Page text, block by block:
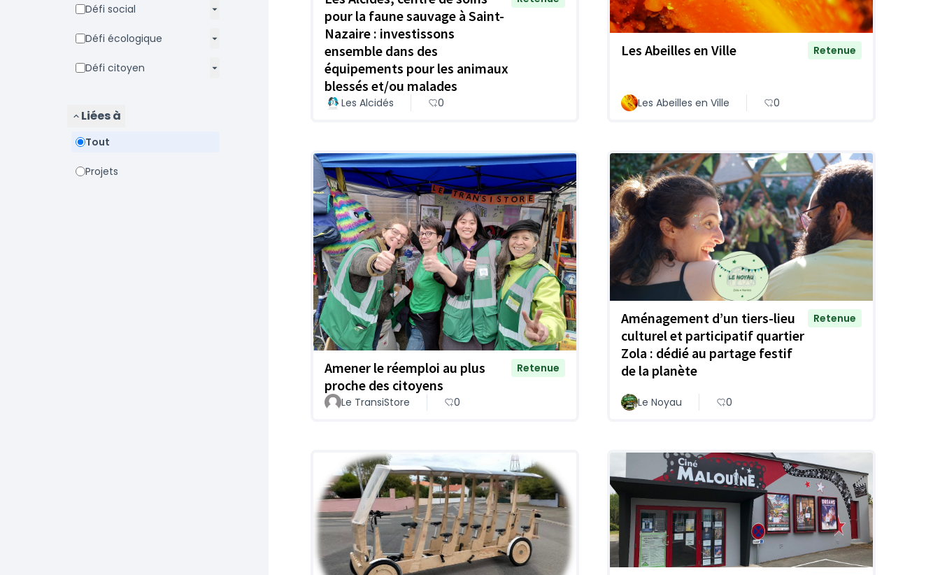
Défi social
Défi écologique
Défi citoyen
Liées à
Tout
Projets
pour la faune sauvage à Saint-
Nazaire : investissons
ensemble dans des
équipements pour les animaux
blessés et/ou malades
Les Alcidés 0
Les Abeilles en Ville Retenue
Les Abeilles en Ville 0
Amener le réemploi au plus
proche des citoyens
Retenue
Le TransiStore 0
Aménagement d’un tiers-lieu
culturel et participatif quartier
Zola : dédié au partage festif
de la planète
Retenue
Le Noyau 0